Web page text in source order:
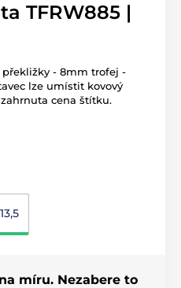
TFRW885 |
překližky - 8mm trofej -
lze umístit kovový
cena štítku.
13,5
míru. Nezabere to